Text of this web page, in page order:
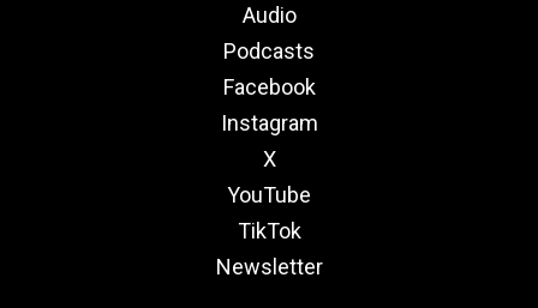
Audio
Podcasts
Facebook
Instagram
X
YouTube
TikTok
Newsletter